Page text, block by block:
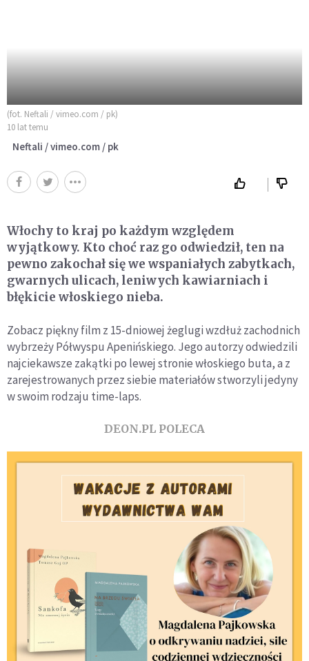
(fot. Neftali / vimeo.com / pk)
10 lat temu
Neftali / vimeo.com / pk
Włochy to kraj po każdym względem
wyjątkowy. Kto choć raz go odwiedził, ten na
pewno zakochał się we wspaniałych zabytkach,
gwarnych ulicach, leniwych kawiarniach i
błękicie włoskiego nieba.
Zobacz piękny film z 15-dniowej żeglugi wzdłuż zachodnich
wybrzeży Półwyspu Apenińskiego. Jego autorzy odwiedzili
najciekawsze zakątki po lewej stronie włoskiego buta, a z
zarejestrowanych przez siebie materiałów stworzyli jedyny
w swoim rodzaju time-laps.
DEON.PL POLECA